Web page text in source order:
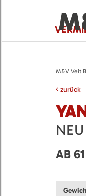
M&V Veit
zurück
AB